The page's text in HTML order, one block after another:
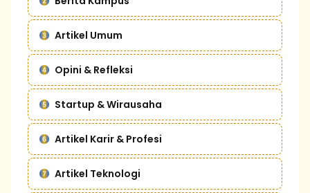
Artikel Umum
Opini & Refleksi
Startup & Wirausaha
Artikel Karir & Profesi
Artikel Teknologi